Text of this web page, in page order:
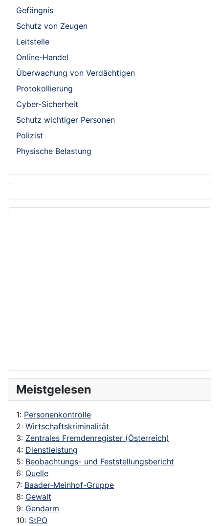
Gefängnis
Schutz von Zeugen
Leitstelle
Online-Handel
Überwachung von Verdächtigen
Protokollierung
Cyber-Sicherheit
Schutz wichtiger Personen
Polizist
Physische Belastung
Meistgelesen
1: Personenkontrolle
2: Wirtschaftskriminalität
3: Zentrales Fremdenregister (Österreich)
4: Dienstleistung
5: Beobachtungs- und Feststellungsbericht
6: Quelle
7: Baader-Meinhof-Gruppe
8: Gewalt
9: Gendarm
10: StPO